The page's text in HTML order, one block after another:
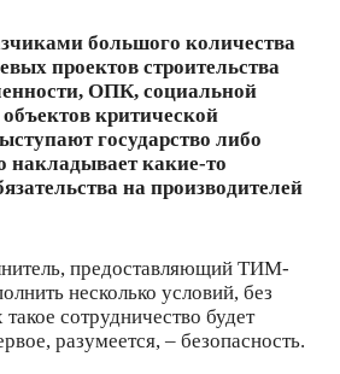
большого количества
проектов строительства
ОПК, социальной
критической
государство либо
накладывает какие-то
на производителей
предоставляющий ТИМ-
несколько условий, без
сотрудничество будет
разумеется, – безопасность.